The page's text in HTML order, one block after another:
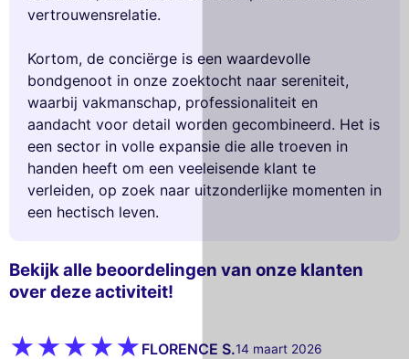
Bekijk alle beoordelingen van onze klanten
over deze activiteit!
FLORENCE S.14 maart 2026
vertrouwensrelatie.
Kortom, de conciërge is een waardevolle
bondgenoot in onze zoektocht naar sereniteit,
waarbij vakmanschap, professionaliteit en
aandacht voor detail worden gecombineerd. Het is
een sector in volle expansie die alle troeven in
handen heeft om een veeleisende klant te
verleiden, op zoek naar uitzonderlijke momenten in
een hectisch leven.